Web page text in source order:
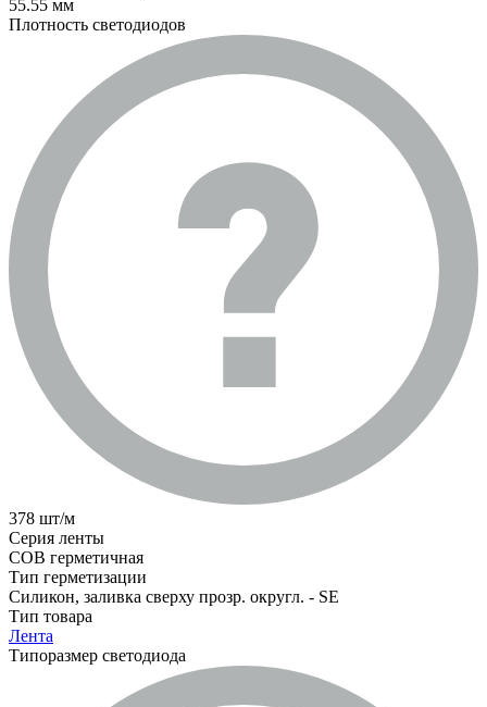
55.55 мм
Плотность светодиодов
378 шт/м
Серия ленты
COB герметичная
Тип герметизации
Силикон, заливка сверху прозр. округл. - SE
Тип товара
Лента
Типоразмер светодиода